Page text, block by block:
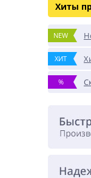
Хиты
NEW
ХИТ
%